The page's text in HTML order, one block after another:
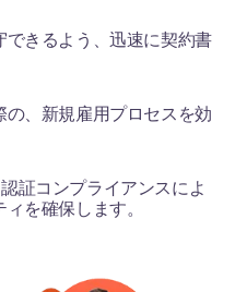
きるよう、迅速に契約書
、新規雇用プロセスを効
証コンプライアンスによ
を確保します。